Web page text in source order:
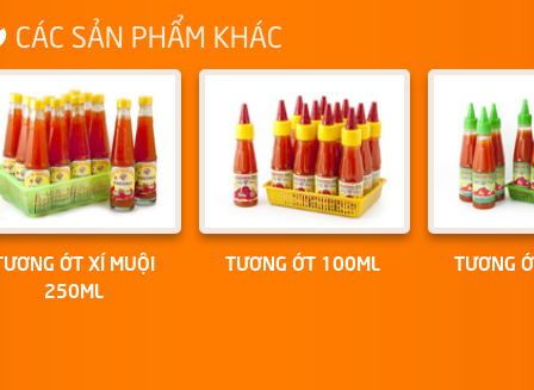
CÁC SẢN PHẨM KHÁC
ỚT XÍ MUỘI
250ML
TƯƠNG ỚT 100ML TƯƠNG